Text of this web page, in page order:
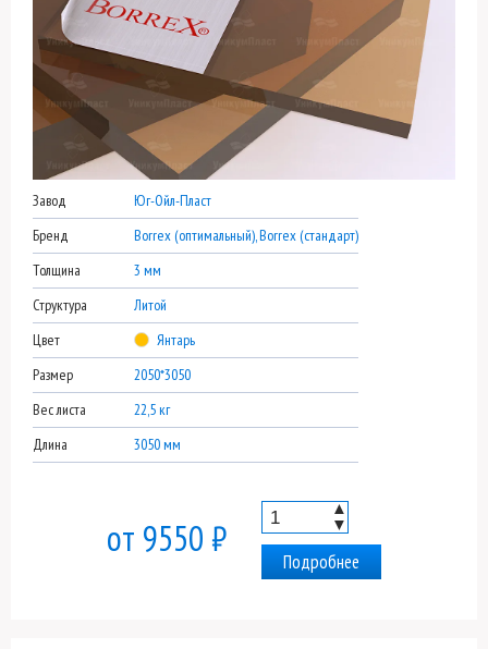
Завод
Юг-Ойл-Пласт
Бренд
Borrex (оптимальный), Borrex (стандарт)
Толщина
3 мм
Структура
Литой
Цвет
Янтарь
Размер
2050*3050
Вес листа
22,5 кг
Длина
3050 мм
от 9550 ₽
▲
▼
Подробнее